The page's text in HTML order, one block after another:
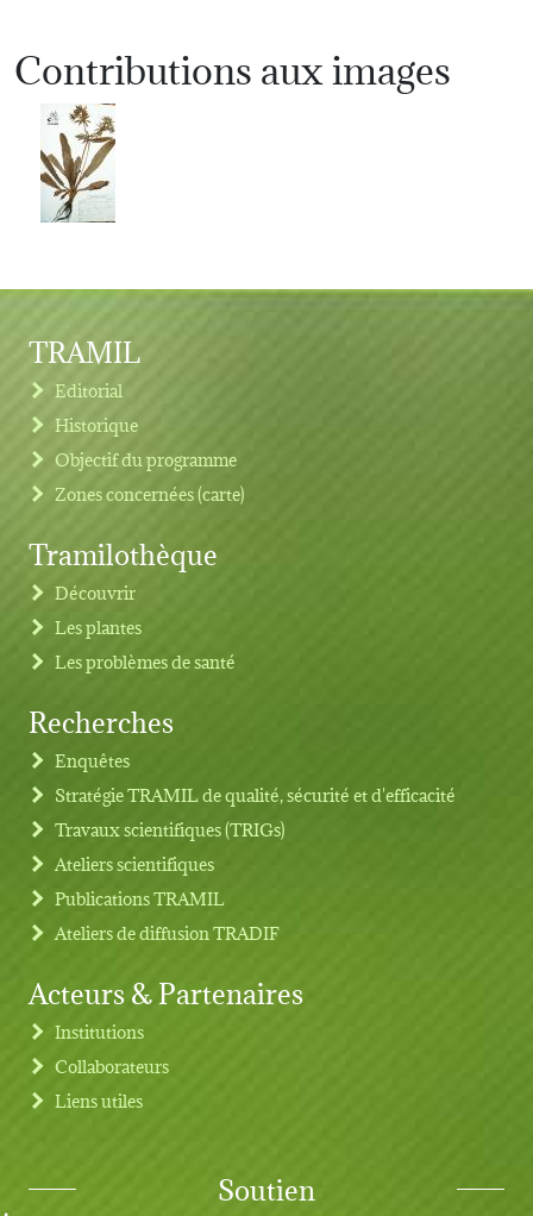
Contributions aux images
Footer menu
TRAMIL
Editorial
Historique
Objectif du programme
Zones concernées (carte)
Tramilothèque
Découvrir
Les plantes
Les problèmes de santé
Recherches
Enquêtes
Stratégie TRAMIL de qualité, sécurité et d'efficacité
Travaux scientifiques (TRIGs)
Ateliers scientifiques
Publications TRAMIL
Ateliers de diffusion TRADIF
Acteurs & Partenaires
Institutions
Collaborateurs
Liens utiles
Soutien